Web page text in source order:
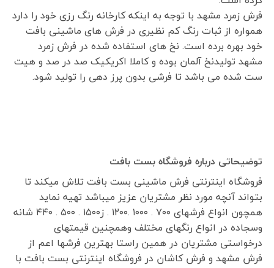
فرش زمرد مشهد با توجه به اینکه کارخانه رنگ رزی خود را دارد
همواره از ثبات رنگ کم نظیری در فرش های ماشینی بافت
خود بهره برده است. نخ های استفاده شده در فرش زمرد
مشهد تولیدنخ آلمان بوده و کاملا اکریکیک صد در صد و هیت
ست شده می باشد تا فرشی بدون پرز دهی را تولید شود.
توضیحاتی درباره فروشگاه بست بافت
فروشگاه اینترنتی فرش ماشینی بست بافت تلاش میکند تا
بتواند آنچه مورد نظر مشتریان عزیز میباشد تهیه نماید
همچون انواع فرشهای ۷۰۰ . ۱۰۰۰ .۱۲۰۰ . ز۱۵۰۰ . ۵۰۰ . ۴۴۰ شانه
وسجاده در انواع رنگهای مختلف وهمچنین قیمتهای
درخواستی مشتریان در همین راستا بهترین فرشها اعم از
فرش مشهد و فرش کاشان در فروشگاه اینترنتی بست بافت با